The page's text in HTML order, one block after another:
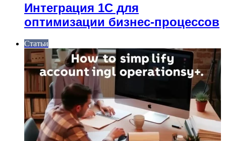
Интеграция 1С для
оптимизации бизнес-процессов
Статьи